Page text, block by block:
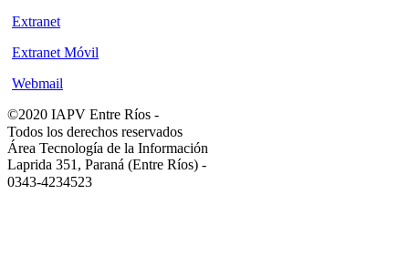
Extranet
Extranet Móvil
Webmail
©2020 IAPV Entre Ríos -
Todos los derechos reservados
Área Tecnología de la Información
Laprida 351, Paraná (Entre Ríos) -
0343-4234523